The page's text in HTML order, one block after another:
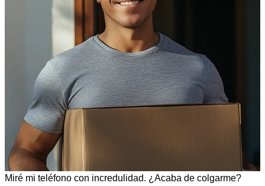
Miré mi teléfono con incredulidad. ¿Acaba de colgarme?